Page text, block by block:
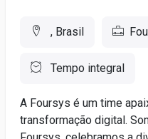
, Brasil
Tempo integral
A Foursys é um time
transformação digital.